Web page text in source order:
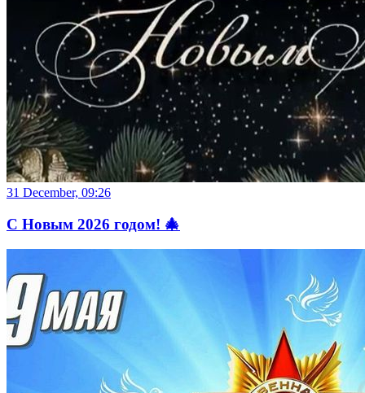
31 December, 09:26
С Новым 2026 годом! 🎄